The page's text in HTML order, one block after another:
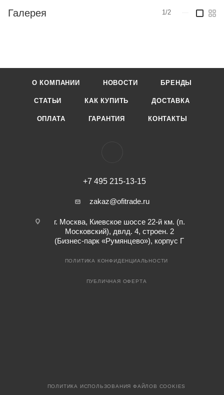
Галерея 1/2
О КОМПАНИИ НОВОСТИ БРЕНДЫ
СТАТЬИ КАК КУПИТЬ ДОСТАВКА
ОПЛАТА ГАРАНТИЯ КОНТАКТЫ
+7 495 215-13-15
zakaz@ofitrade.ru
г. Москва, Киевское шоссе 22-й км. (п.
Московский), двлд. 4, строен. 2
(Бизнес-парк «Румянцево»), корпус Г
ПОЛИТИКА КОНФИДЕНЦИАЛЬНОСТИ
ПУБЛИЧНАЯ ОФЕРТА
ПОЛИТИКА ИСПОЛЬЗОВАНИЯ ФАЙЛОВ COOKIES